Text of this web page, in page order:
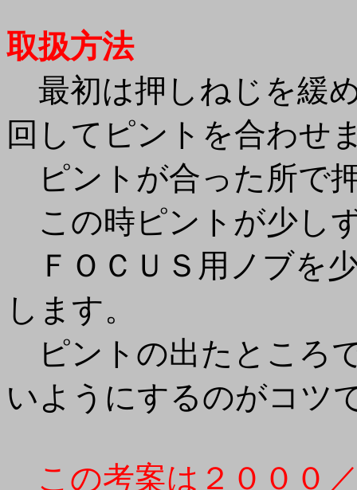
取扱方法
最初は押しねじを緩
回してピントを合わせ
ピントが合った所で
この時ピントが少し
ＦＯＣＵＳ用ノブを
します。
ピントの出たところ
いようにするのがコツ
この考案は２０００